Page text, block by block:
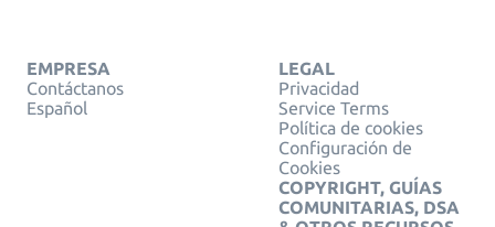
EMPRESA
Contáctanos
Español
LEGAL
Privacidad
Service Terms
Política de cookies
Configuración de
Cookies
COPYRIGHT, GUÍAS
COMUNITARIAS, DSA